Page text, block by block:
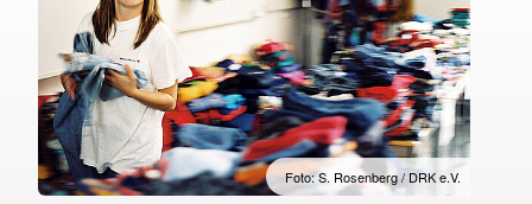
Foto: S. Rosenberg / DRK e.V.